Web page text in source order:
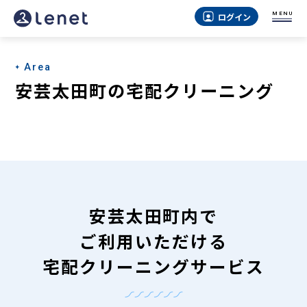
安
太
田
ログイン MENU
Area
安芸太田町の宅配クリーニング
安芸太田町内で
ご利用いただける
宅配クリーニングサービス